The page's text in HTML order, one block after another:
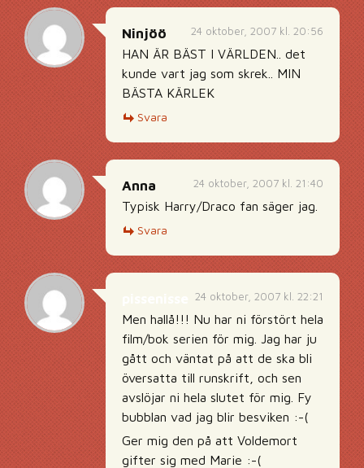
24 oktober, 2007 kl. 20:56
Ninjöö
HAN ÄR BÄST I VÄRLDEN.. det
kunde vart jag som skrek.. MIN
BÄSTA KÄRLEK
Svara
24 oktober, 2007 kl. 21:40
Anna
Typisk Harry/Draco fan säger jag.
Svara
24 oktober, 2007 kl. 22:21
Men hallå!!! Nu har ni förstört hela
film/bok serien för mig. Jag har ju
gått och väntat på att de ska bli
översatta till runskrift, och sen
avslöjar ni hela slutet för mig. Fy
bubblan vad jag blir besviken :-(
Ger mig den på att Voldemort
gifter sig med Marie :-(